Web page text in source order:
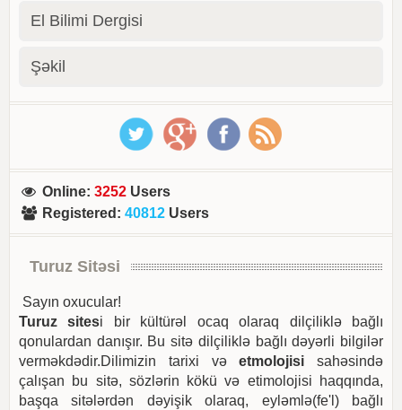
El Bilimi Dergisi
Şəkil
Online:3252 Users
Registered :40812 Users
Turuz Sitəsi
Sayın oxucular!
Turuz sitesi bir kültürəl ocaq olaraq dilçiliklə bağlı
qonulardan danışır. Bu sitə dilçiliklə bağlı dəyərli bilgilər
verməkdədir.Dilimizin tarixi vəetmolojisi sahəsində
çalışan bu sitə, sözlərin kökü və etimolojisi haqqında,
başqa sitələrdən dəyişik olaraq, eyləmlə(fe'l) bağlı